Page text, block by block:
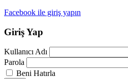
Facebook ile giriş yapın
Giriş Yap
Kullanıcı Adı
Parola
Beni Hatırla